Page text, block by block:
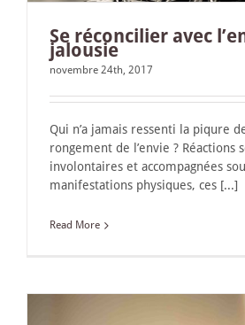
Se réconcilier avec
jalousie
novembre 24th, 2017
Qui n’a jamais ressenti la piqure
rongement de l’envie ? Réactions
involontaires et accompagnées
manifestations physiques, ces [...]
Read More